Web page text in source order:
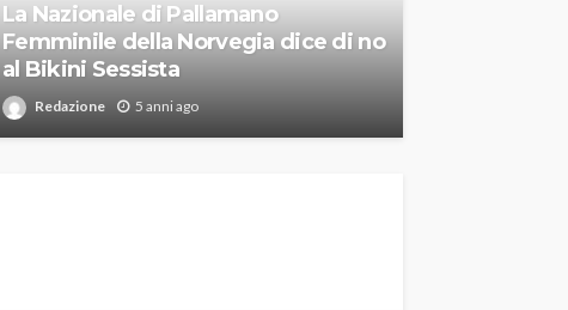
La Nazionale di Pallamano
Femminile della Norvegia dice di no
al Bikini Sessista
Redazione 5 anni ago